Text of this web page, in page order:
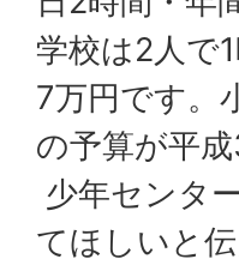
学校は2人で
7万円です。
の予算が平
少年センタ
てほしいと